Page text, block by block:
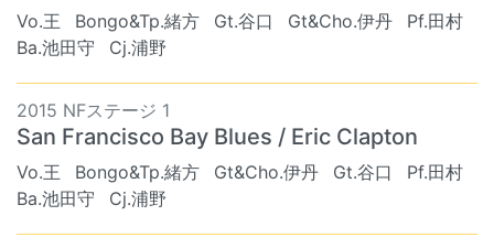
Vo.王 Bongo&Tp.緒方 Gt.谷口 Gt&Cho.伊丹
Pf.田村
Ba.池田守
Cj.浦野
2015 NFステージ 1
San Francisco Bay Blues / Eric Clapton
Vo.王 Bongo&Tp.緒方 Gt&Cho.伊丹 Gt.谷口
Pf.田村
Ba.池田守
Cj.浦野